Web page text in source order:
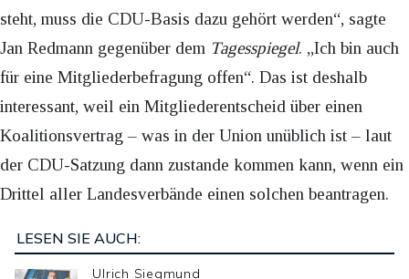
steht, muss die CDU-Basis dazu gehört werden“, sagte
Jan Redmann gegenüber dem Tagesspiegel. „Ich bin auch
für eine Mitgliederbefragung offen“. Das ist deshalb
interessant, weil ein Mitgliederentscheid über einen
Koalitionsvertrag – was in der Union unüblich ist – laut
der CDU-Satzung dann zustande kommen kann, wenn ein
Drittel aller Landesverbände einen solchen beantragen.
LESEN SIE AUCH:
Ulrich Siegmund